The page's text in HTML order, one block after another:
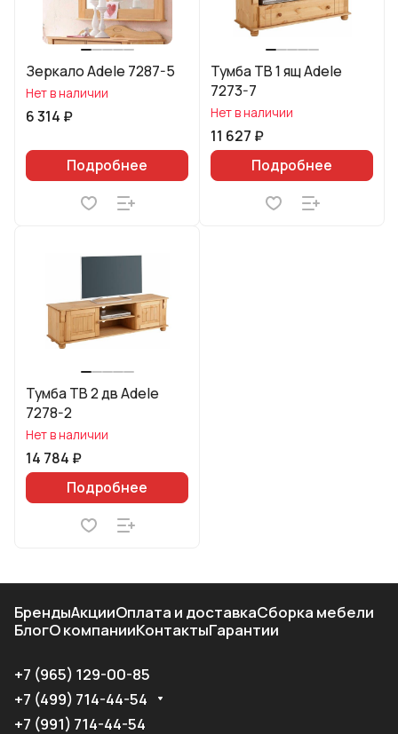
Зеркало Adele 7287-5
Нет в наличии
6 314 ₽
Подробнее
Тумба ТВ 1 ящ Adele
7273-7
Нет в наличии
11 627 ₽
Подробнее
Тумба ТВ 2 дв Adele
7278-2
Нет в наличии
14 784 ₽
Подробнее
БрендыАкцииОплата и доставкаСборка мебели
БлогО компанииКонтактыГарантии
+7 (965) 129-00-85
+7 (499) 714-44-54
+7 (991) 714-44-54